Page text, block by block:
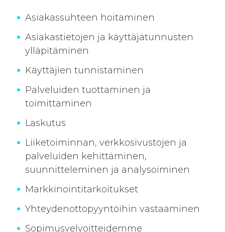
Asiakassuhteen hoitaminen
Asiakastietojen ja käyttäjätunnusten
ylläpitäminen
Käyttäjien tunnistaminen
Palveluiden tuottaminen ja
toimittaminen
Laskutus
Liiketoiminnan, verkkosivustojen ja
palveluiden kehittäminen,
suunnitteleminen ja analysoiminen
Markkinointitarkoitukset
Yhteydenottopyyntöihin vastaaminen
Sopimusvelvoitteidemme